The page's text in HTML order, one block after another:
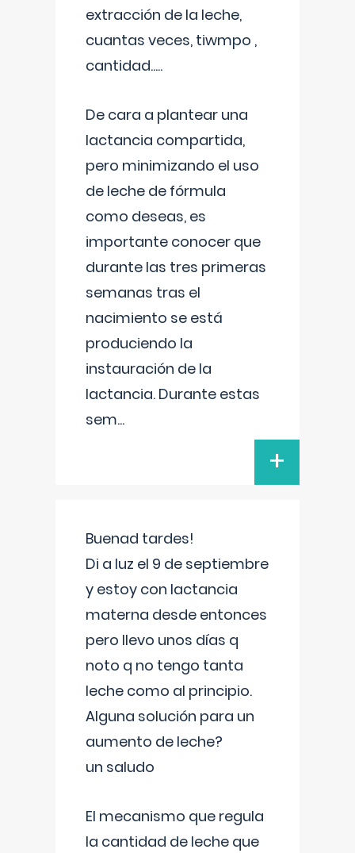
extracción de la leche,
cuantas veces, tiwmpo ,
cantidad.....
De cara a plantear una
lactancia compartida,
pero minimizando el uso
de leche de fórmula
como deseas, es
importante conocer que
durante las tres primeras
semanas tras el
nacimiento se está
produciendo la
instauración de la
lactancia. Durante estas
sem...
+
Buenad tardes!
Di a luz el 9 de septiembre
y estoy con lactancia
materna desde entonces
pero llevo unos días q
noto q no tengo tanta
leche como al principio.
Alguna solución para un
aumento de leche?
un saludo
El mecanismo que regula
la cantidad de leche que